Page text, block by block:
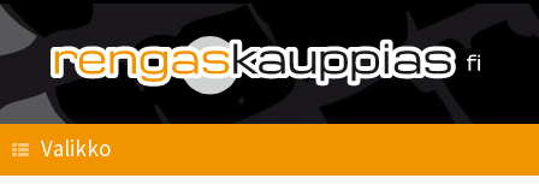
Skip
content
Valikko